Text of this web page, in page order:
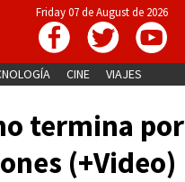
Friday 07 de August de 2026
CINE VIAJES
termina por
(+Video)